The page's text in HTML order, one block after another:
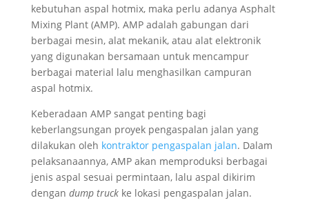
kebutuhan aspal hotmix, maka perlu adanya Asphalt
Mixing Plant (AMP). AMP adalah gabungan dari
berbagai mesin, alat mekanik, atau alat elektronik
yang digunakan bersamaan untuk mencampur
berbagai material lalu menghasilkan campuran
aspal hotmix.
Keberadaan AMP sangat penting bagi
keberlangsungan proyek pengaspalan jalan yang
dilakukan oleh kontraktor pengaspalan jalan. Dalam
pelaksanaannya, AMP akan memproduksi berbagai
jenis aspal sesuai permintaan, lalu aspal dikirim
dengan dump truckke lokasi pengaspalan jalan.